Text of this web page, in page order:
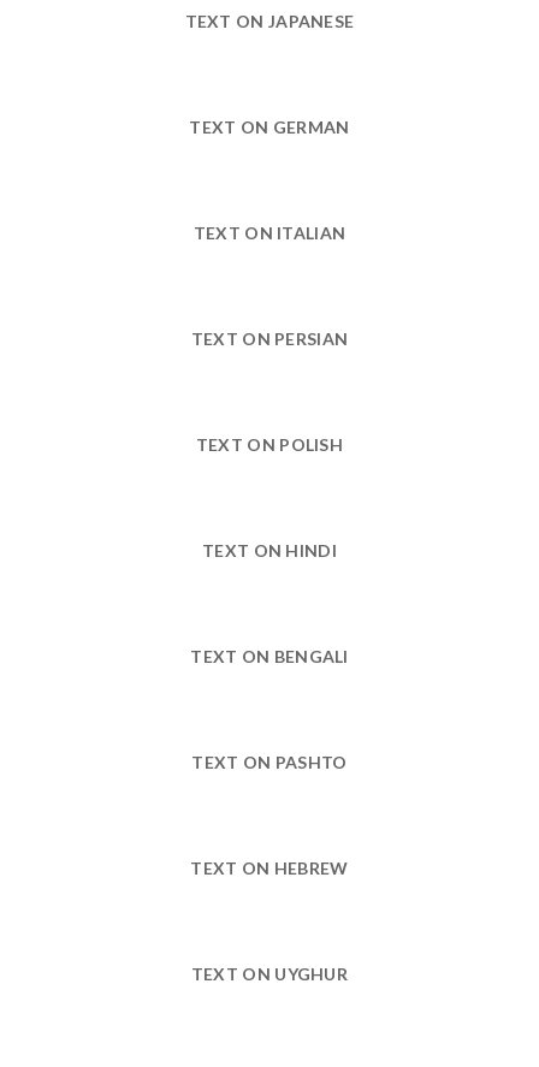
TEXT ON JAPANESE
TEXT ON GERMAN
TEXT ON ITALIAN
TEXT ON PERSIAN
TEXT ON POLISH
TEXT ON HINDI
TEXT ON BENGALI
TEXT ON PASHTO
TEXT ON HEBREW
TEXT ON UYGHUR